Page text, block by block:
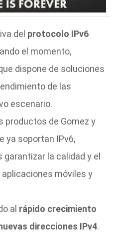
del protocolo IPv6
el momento,
dispone de soluciones
de las
escenario.
productos de Gomez y
ya soportan IPv6,
la calidad y el
aplicaciones móviles y
al rápido crecimiento
direcciones IPv4.